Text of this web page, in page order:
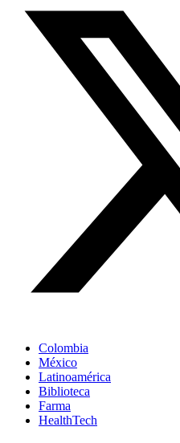
Colombia
México
Latinoamérica
Biblioteca
Farma
HealthTech